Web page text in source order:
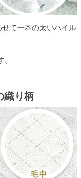
て一本の太いパイル
織り柄